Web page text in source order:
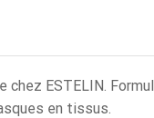
chez ESTELIN.
en tissus.